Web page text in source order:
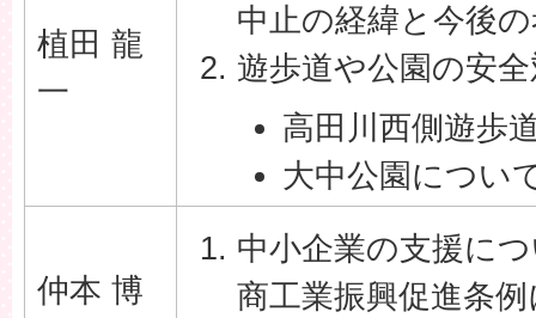
植田 龍
一
中止の経緯と今後
遊歩道や公園の安
高田川西側遊歩
大中公園につい
仲本 博
中小企業の支援に
商工業振興促進条